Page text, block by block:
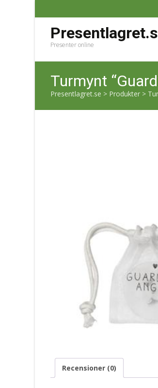
Presenter online
Turmynt
Presentlagret.se > Produkter >
Recensioner (0)